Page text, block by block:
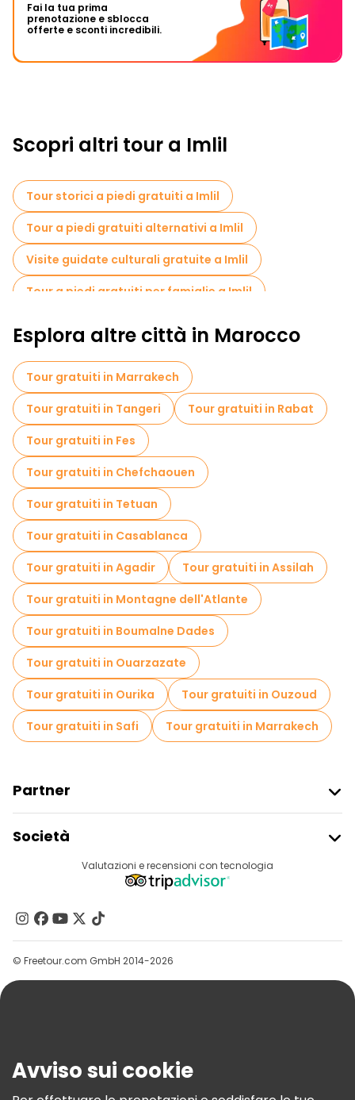
Fai la tua prima
prenotazione e sblocca
offerte e sconti incredibili.
Scopri altri tour a Imlil
Tour storici a piedi gratuiti a Imlil
Tour a piedi gratuiti alternativi a Imlil
Visite guidate culturali gratuite a Imlil
Tour a piedi gratuiti per famiglie a Imlil
Attività sportive a Imlil
Tour di degustazione locali in Imlil
Gite giornaliere gratuite a Imlil
Tour in bicicletta a Imlil
Tour gratuiti nelle vicinanze Imlil toubkal
Esplora altre città in Marocco
Tour gratuiti in Marrakech
Tour gratuiti in Tangeri
Tour gratuiti in Rabat
Tour gratuiti in Fes
Tour gratuiti in Chefchaouen
Tour gratuiti in Tetuan
Tour gratuiti in Casablanca
Tour gratuiti in Agadir
Tour gratuiti in Assilah
Tour gratuiti in Montagne dell'Atlante
Tour gratuiti in Boumalne Dades
Tour gratuiti in Ouarzazate
Tour gratuiti in Ourika
Tour gratuiti in Ouzoud
Tour gratuiti in Safi
Tour gratuiti in Marrakech
Partner
Accesso Del Fornitore
Programma Di Affiliazione
Società
Destinazioni
Contattaci
Gruppi
Aiuto
Termini E Condizioni
Informativa Sui Cookie
Valutazioni e recensioni con tecnologia
© Freetour.com GmbH 2014-2026
Avviso sui cookie